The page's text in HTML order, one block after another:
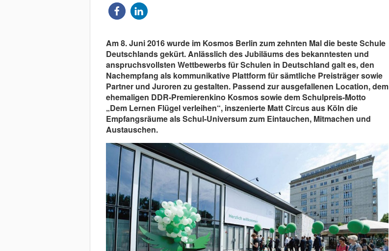
Am 8. Juni 2016 wurde im Kosmos Berlin zum zehnten Mal die beste Schule
Deutschlands gekürt. Anlässlich des Jubiläums des bekanntesten und
anspruchsvollsten Wettbewerbs für Schulen in Deutschland galt es, den
Nachempfang als kommunikative Plattform für sämtliche Preisträger sowie
Partner und Juroren zu gestalten. Passend zur ausgefallenen Location, dem
ehemaligen DDR-Premierenkino Kosmos sowie dem Schulpreis-Motto
„Dem Lernen Flügel verleihen“, inszenierte Matt Circus aus Köln die
Empfangsräume als Schul-Universum zum Eintauchen, Mitmachen und
Austauschen.